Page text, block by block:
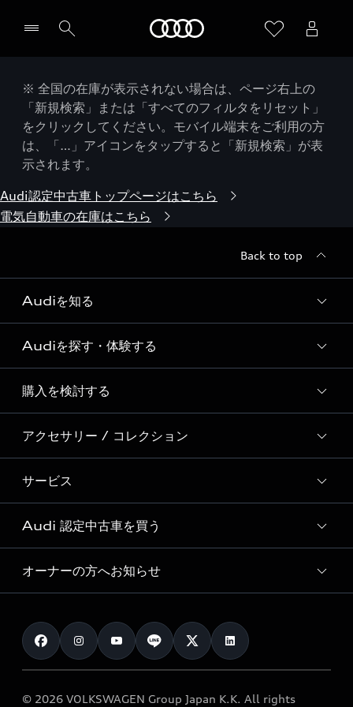
※ 全国の在庫が表示されない場合は、ページ右上の
「新規検索」または「すべてのフィルタをリセット」
をクリックしてください。モバイル端末をご利用の方
は、「…」アイコンをタップすると「新規検索」が表
示されます。
Audi認定中古車トップページはこちら
電気自動車の在庫はこちら
Back to top
Audiを知る
Audi ブランド
Story of Progress
Audi Sport
Formula 1®
デジタルサービス
Audiを探す・体験する
ディーラー検索
新車在庫検索
試乗車・展示車検索
見積り依頼
試乗予約
購入を検討する
モデル一覧
特別仕様モデル / 限定モデル
e-tronラインアップ
価格シミュレーション
車両比較
カタログ一覧
アクセサリー / コレクション
純正アクセサリー
オンラインショップ
Audi collection
アウディナビアプリ
サービス
サービス入庫予約
サービスプログラム
メンテナンス
車検 / 定期点検
e-tronアフターサポート
Audi 認定中古車を買う
Audi認定中古車
クオリティ
保証
メンテナンス
オーナーの方へお知らせ
お知らせ
オーナー様向けキャンペーン
© 2026 VOLKSWAGEN Group Japan K.K. All rights